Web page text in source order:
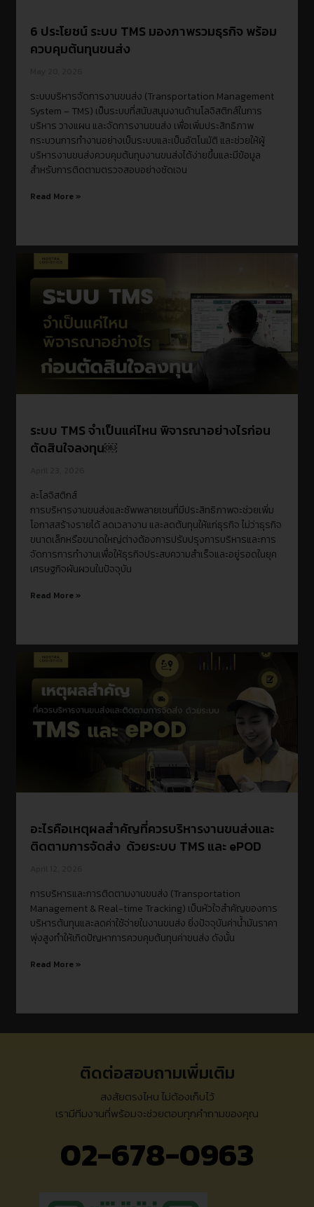
6 ประโยชน์ ระบบ TMS มองภาพรวมธุรกิจ พร้อม
ควบคุมต้นทุนขนส่ง
ระบบบริหารจัดการงานขนส่ง (Transportation Management
System – TMS) เป็นระบบที่สนับสนุนงานด้านโลจิสติกส์ในการ
บริหาร วางแผน และจัดการงานขนส่ง เพื่อเพิ่มประสิทธิภาพ
กระบวนการทำงานอย่างเป็นระบบและเป็นอัตโนมัติ และช่วยให้ผู้
บริหารงานขนส่งควบคุมต้นทุนงานขนส่งได้ง่ายขึ้นและมีข้อมูล
สำหรับการติดตามตรวจสอบอย่างชัดเจน
Read More »
ระบบ TMS จำเป็นแค่ไหน พิจารณาอย่างไรก่อน
ตัดสินใจลงทุน￼
ละโลจิสติกส์
การบริหารงานขนส่งและซัพพลายเชนที่มีประสิทธิภาพจะช่วยเพิ่ม
โอกาสสร้างรายได้ ลดเวลางาน และลดต้นทุนให้แก่ธุรกิจ ไม่ว่าธุรกิจ
ขนาดเล็กหรือขนาดใหญ่ต่างต้องการปรับปรุงการบริหารและการ
จัดการการทำงานเพื่อให้ธุรกิจประสบความสำเร็จและอยู่รอดในยุค
เศรษฐกิจผันผวนในปัจจุบัน
Read More »
อะไรคือเหตุผลสำคัญที่ควรบริหารงานขนส่งและ
ติดตามการจัดส่ง ด้วยระบบ TMS และ ePOD
การบริหารและการติดตามงานขนส่ง (Transportation
Management & Real-time Tracking) เป็นหัวใจสำคัญของการ
บริหารต้นทุนและลดค่าใช้จ่ายในงานขนส่ง ยิ่งปัจจุบันค่าน้ำมันราคา
พุ่งสูงทำให้เกิดปัญหาการควบคุมต้นทุนค่าขนส่ง ดังนั้น
Read More »
ติดต่อสอบถามเพิ่มเติม
สงสัยตรงไหน ไม่ต้องเก็บไว้
เรามีทีมงานที่พร้อมจะช่วยตอบทุกคำถามของคุณ
02-678-0963